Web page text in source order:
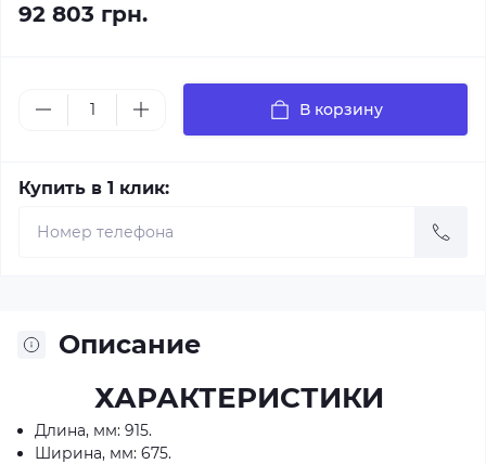
92 803 грн.
В корзину
Купить в 1 клик:
Описание
ХАРАКТЕРИСТИКИ
Длина, мм: 915.
Ширина, мм: 675.